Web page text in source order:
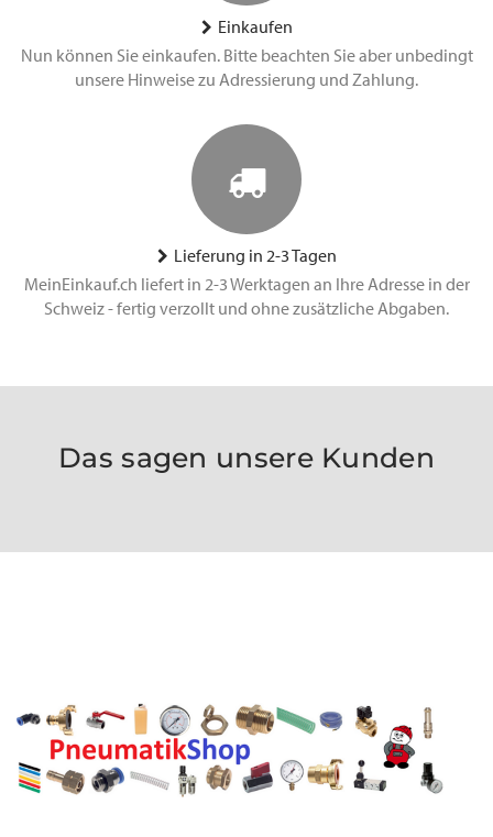
Einkaufen
Nun können Sie einkaufen. Bitte beachten Sie aber unbedingt
unsere Hinweise zu Adressierung und Zahlung.
Lieferung in 2-3 Tagen
MeinEinkauf.ch liefert in 2-3 Werktagen an Ihre Adresse in der
Schweiz - fertig verzollt und ohne zusätzliche Abgaben.
Das sagen unsere Kunden